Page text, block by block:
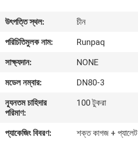
আমাদের
সম্পর্কে
কারখানা
ভ্রমণ
উৎপত্তি স্থল:
চীন
পরিচিতিমুলক নাম:
Runpaq
সাক্ষ্যদান:
NONE
মডেল নম্বার:
DN80-3
ন্যূনতম চাহিদার
পরিমাণ:
100 টুকরা
প্যাকেজিং বিবরণ:
শক্ত কাগজ + প্যালেট